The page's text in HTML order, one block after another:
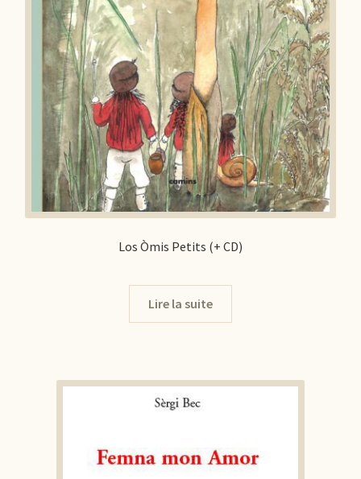
Los Òmis Petits (+ CD)
Lire la suite